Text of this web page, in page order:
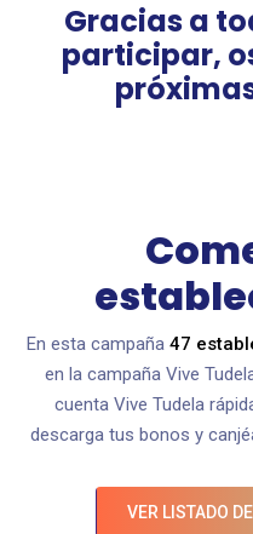
Gracias a
participar,
En esta campaña 47
en la campaña Vive
cuenta Vive Tudela
descarga tus bonos y
VER LISTADO